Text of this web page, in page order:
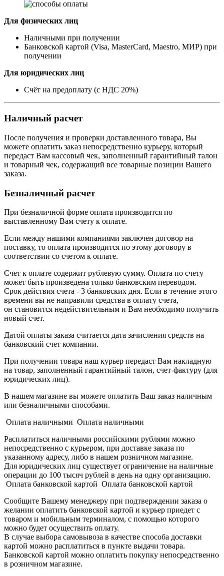
Для физических лиц
Наличными при получении
Банковской картой (Visa, MasterCard, Maestro, МИР) при
получении
Для юридических лиц
Счёт на предоплату (с НДС 20%)
Наличный расчет
После получения и проверки доставленного товара, Вы
можете оплатить заказ непосредственно курьеру, который
передаст Вам кассовый чек, заполненный гарантийный талон
и товарный чек, содержащий все товарные позиции Вашего
заказа.
Безналичный расчет
При безналичной форме оплата производится по
выставленному Вам счету к оплате.
Если между нашими компаниями заключен договор на
поставку, то оплата производится по этому договору в
соответствии со счетом к оплате.
Счет к оплате содержит рублевую сумму. Оплата по счету
может быть произведена только банковским переводом.
Срок действия счета - 3 банковских дня. Если в течение этого
времени вы не направили средства в оплату счета,
он становится недействительным и Вам необходимо получить
новый счет.
Датой оплаты заказа считается дата зачисления средств на
банковский счет компании.
При получении товара наш курьер передаст Вам накладную
на товар, заполненный гарантийный талон, счет-фактуру (для
юридических лиц).
В нашем магазине вы можете оплатить Ваш заказ наличным
или безналичными способами.
Оплата наличными Оплата наличными
Расплатиться наличными российскими рублями можно
непосредственно с курьером, при доставке заказа по
указанному адресу, либо в нашем розничном магазине.
Для юридических лиц существует ограничение на наличные
операции до 100 тысяч рублей в день на одну организацию.
Оплата банковской картой Оплата банковской картой
Сообщите Вашему менеджеру при подтверждении заказа о
желании оплатить банковской картой и курьер приедет с
товаром и мобильным терминалом, с помощью которого
можно будет осуществить оплату.
В случае выбора самовывоза в качестве способа доставки
картой можно расплатиться в пункте выдачи товара.
Банковской картой можно оплатить покупку непосредственно
в розничном магазине.